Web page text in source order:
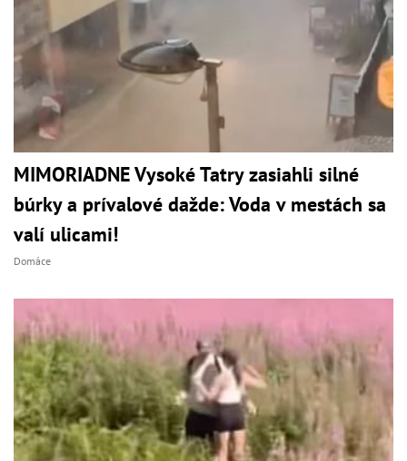
MIMORIADNE Vysoké Tatry zasiahli silné
búrky a prívalové dažde: Voda v mestách sa
valí ulicami!
Domáce